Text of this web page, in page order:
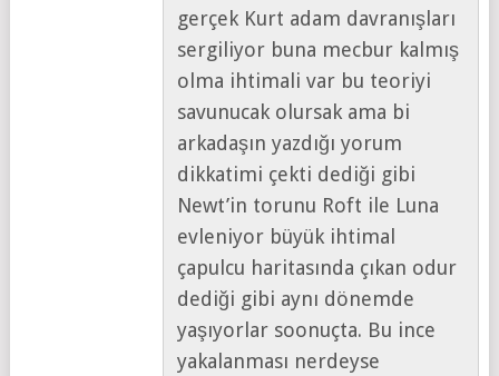
gerçek Kurt adam davranışları
sergiliyor buna mecbur kalmış
olma ihtimali var bu teoriyi
savunucak olursak ama bi
arkadaşın yazdığı yorum
dikkatimi çekti dediği gibi
Newt’in torunu Roft ile Luna
evleniyor büyük ihtimal
çapulcu haritasında çıkan odur
dediği gibi aynı dönemde
yaşıyorlar soonuçta. Bu ince
yakalanması nerdeyse